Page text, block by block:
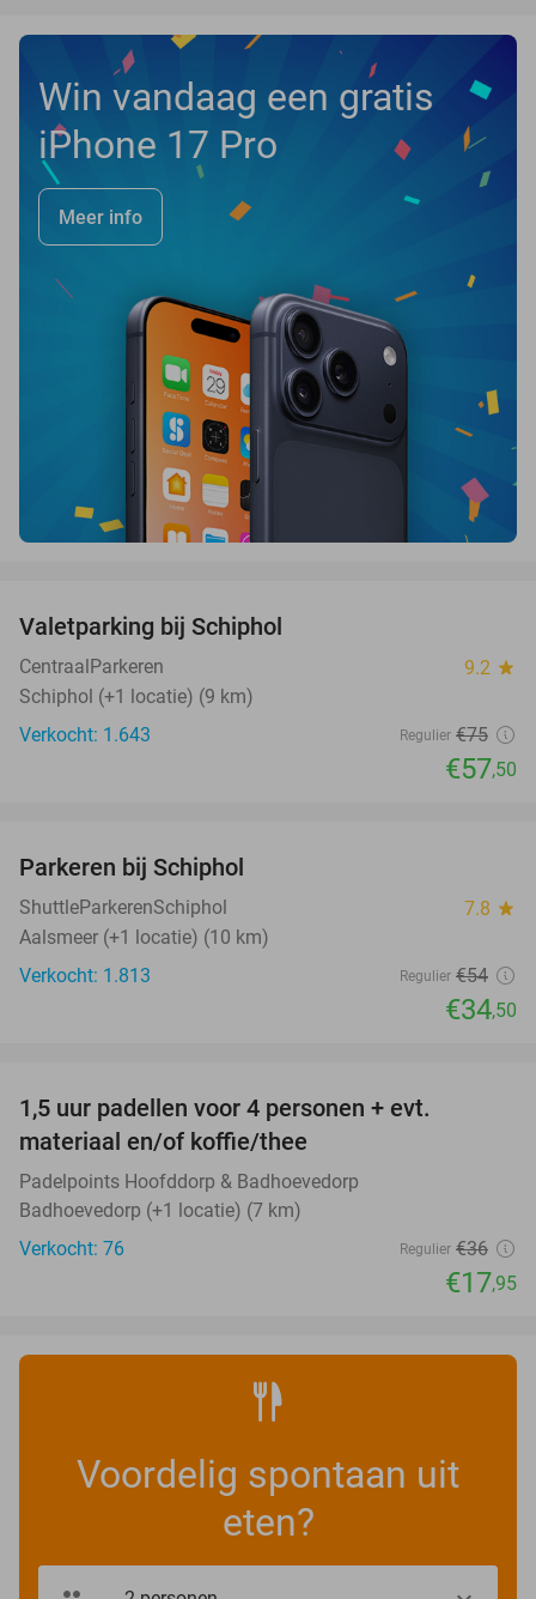
Win vandaag een gratis
iPhone 17 Pro
Meer info
Valetparking bij Schiphol
CentraalParkeren 9.2 star
Schiphol (+1 locatie) (9 km)
Verkocht: 1.643
Regulier €75
€57,50
Parkeren bij Schiphol
ShuttleParkerenSchiphol 7.8 star
Aalsmeer (+1 locatie) (10 km)
Verkocht: 1.813
Regulier €54
€34,50
1,5 uur padellen voor 4 personen + evt.
materiaal en/of koffie/thee
Padelpoints Hoofddorp & Badhoevedorp
Badhoevedorp (+1 locatie) (7 km)
Verkocht: 76
Regulier €36
€17,95
Voordelig spontaan uit
eten?